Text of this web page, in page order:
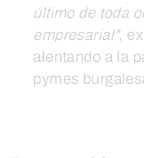
último de toda
empresarial”,
alentando a la
pymes